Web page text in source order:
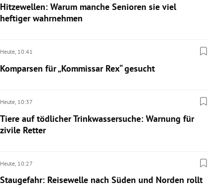
Hitzewellen: Warum manche Senioren sie viel
heftiger wahrnehmen
Heute, 10:41
Komparsen für „Kommissar Rex“ gesucht
Heute, 10:37
Tiere auf tödlicher Trinkwassersuche: Warnung für
zivile Retter
Heute, 10:27
Staugefahr: Reisewelle nach Süden und Norden rollt